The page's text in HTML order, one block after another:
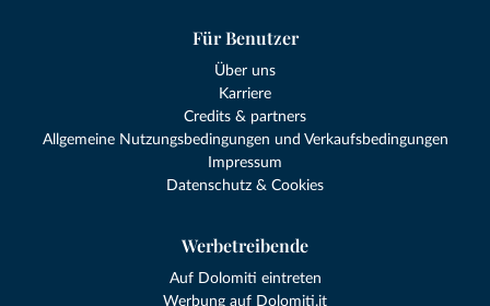
Für Benutzer
Über uns
Karriere
Credits & partners
Allgemeine Nutzungsbedingungen und Verkaufsbedingungen
Impressum
Datenschutz & Cookies
Werbetreibende
Auf Dolomiti eintreten
Werbung auf Dolomiti.it